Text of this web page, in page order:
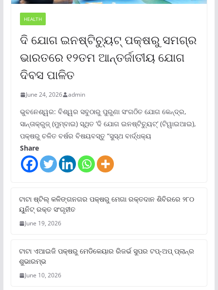
HEALTH
ଦି ଯୋଗ ଇନଷ୍ଟିଚ୍ୟୁଟ୍ ପକ୍ଷରୁ ସମଗ୍ର
ଭାରତରେ ୧୨ତମ ଆନ୍ତର୍ଜାତୀୟ ଯୋଗ
ଦିବସ ପାଳିତ
June 24, 2026 admin
ଭୁବନେଶ୍ୱର: ବିଶ୍ୱର ସବୁଠାରୁ ପୁରୁଣା ସଂଗଠିତ ଯୋଗ କେନ୍ଦ୍ର,
ସାନ୍ତାକ୍ରୁଜ୍ (ମୁମ୍ବାଇ) ସ୍ଥିତ ‘ଦି ଯୋଗ ଇନଷ୍ଟିଚ୍ୟୁଟ୍‌’ (ଟିୱାଇଆଇ),
ପକ୍ଷରୁ ଚଳିତ ବର୍ଷର ବିଷୟବସ୍ତୁ “ସୁସ୍ଥ ବାର୍ଦ୍ଧକ୍ୟ
Share
ଟାଟା ଷ୍ଟିଲ୍‌ କଳିଙ୍ଗନଗର ପକ୍ଷରୁ ମେଗା ରକ୍ତଦାନ ଶିବିରରେ ୨୮୦
ୟୁନିଟ୍‌ ରକ୍ତ ସଂଗୃହୀତ
June 19, 2026
ଟାଟା ଏଆଇଜି ପକ୍ଷରୁ ମେଡିକେୟାର ରିଜର୍ଭ ସୁପର ଟପ୍‌-ଅପ୍ ପ୍ଲାନ୍‌ର
ଶୁଭାରମ୍ଭ
June 10, 2026